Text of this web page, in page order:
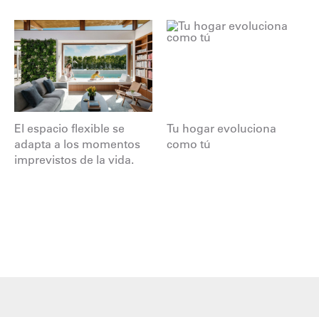
El espacio flexible se
adapta a los momentos
imprevistos de la vida.
Tu hogar evoluciona
como tú